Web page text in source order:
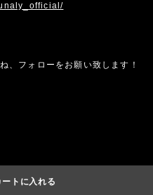
、フォローをお願い致します！
ートに入れる